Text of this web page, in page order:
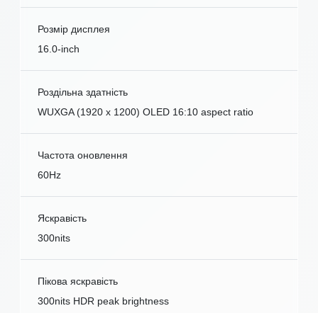
Розмір дисплея
16.0-inch
Роздільна здатність
WUXGA (1920 x 1200) OLED 16:10 aspect ratio
Частота оновлення
60Hz
Яскравість
300nits
Пікова яскравість
300nits HDR peak brightness